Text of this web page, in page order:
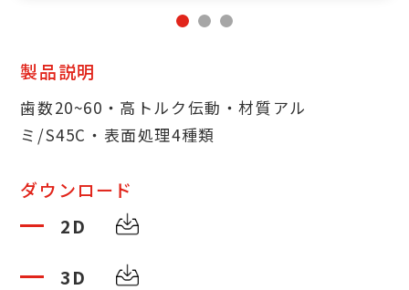
製品説明
歯数20~60・高トルク伝動・材質アル
ミ/S45C・表面処理4種類
ダウンロード
2D
3D